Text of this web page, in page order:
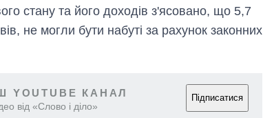
стану та його доходів з'ясовано, що 5,7
не могли бути набуті за рахунок законних
КАНАЛ
від «Слово і діло»
Підписатися